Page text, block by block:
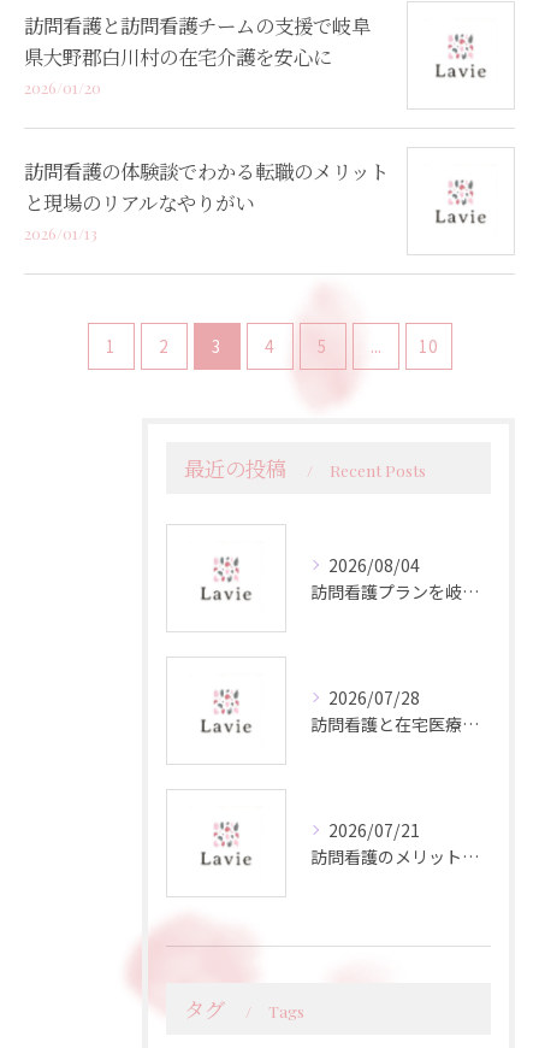
訪問看護と訪問看護チームの支援で岐阜
県大野郡白川村の在宅介護を安心に
2026/01/20
訪問看護の体験談でわかる転職のメリット
と現場のリアルなやりがい
2026/01/13
1 2 3 4 5 ... 10
最近の投稿 Recent Posts
2026/08/04
訪問看護プランを岐阜県下呂市で選ぶポイントと安心して自宅療養を続けるための流れ
2026/07/28
訪問看護と在宅医療の違いと正しいサービス選択ガイド
2026/07/21
訪問看護のメリットを詳しく知る岐阜県瑞浪市で安心できるサポート体制を紹介
タグ Tags